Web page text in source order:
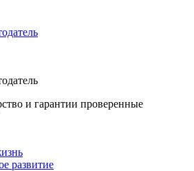
и гарантии проверенные
развитие